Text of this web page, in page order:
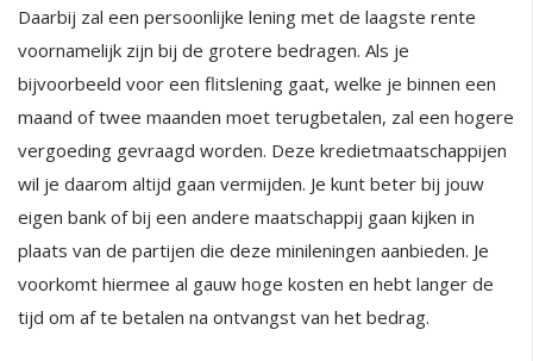
Daarbij zal een persoonlijke lening met de laagste rente
voornamelijk zijn bij de grotere bedragen. Als je
bijvoorbeeld voor een flitslening gaat, welke je binnen een
maand of twee maanden moet terugbetalen, zal een hogere
vergoeding gevraagd worden. Deze kredietmaatschappijen
wil je daarom altijd gaan vermijden. Je kunt beter bij jouw
eigen bank of bij een andere maatschappij gaan kijken in
plaats van de partijen die deze minileningen aanbieden. Je
voorkomt hiermee al gauw hoge kosten en hebt langer de
tijd om af te betalen na ontvangst van het bedrag.